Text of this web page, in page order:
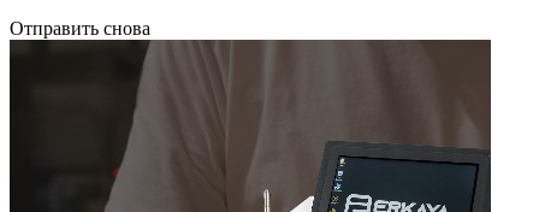
Отправить снова